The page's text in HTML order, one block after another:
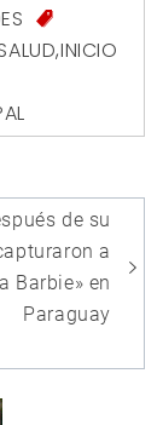
,INICIO
de su
a
Barbie» en
Paraguay